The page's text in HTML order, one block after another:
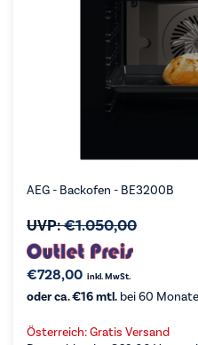
AEG - Backofen - BE3200B
UVP:€1.050,00
€728,00 inkl. MwSt.
oder ca. €16 mtl. bei 60
Österreich: Gratis Versand